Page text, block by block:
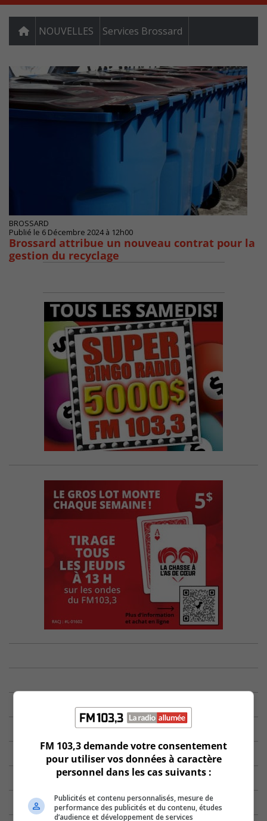
NOUVELLES Services Brossard
BROSSARD
Publié le 6 Décembre 2024 à 12h00
Brossard attribue un nouveau contrat pour la
gestion du recyclage
FM 103,3 demande votre consentement
pour utiliser vos données à caractère
personnel dans les cas suivants :
Publicités et contenu personnalisés, mesure de
performance des publicités et du contenu, études
d’audience et développement de services